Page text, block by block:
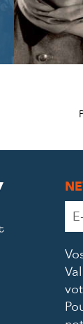
e-
*